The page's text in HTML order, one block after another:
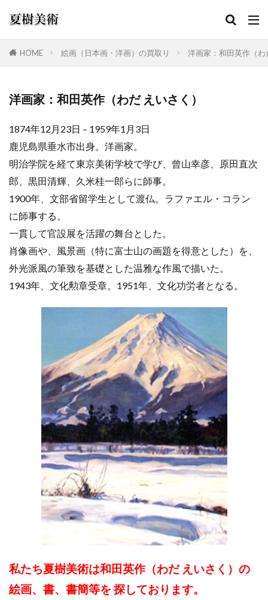
HOME 絵画（日本画・洋画）の買取り 洋画家：和田英作（わ
洋画家：和田英作（わだ えいさく）
1874年12月23日 – 1959年1月3日
鹿児島県垂水市出身。洋画家。
明治学院を経て東京美術学校で学び、曾山幸彦、原田直次
郎、黒田清輝、久米桂一郎らに師事。
1900年、文部省留学生として渡仏。ラファエル・コラン
に師事する。
一貫して官設展を活躍の舞台とした。
肖像画や、風景画（特に富士山の画題を得意とした）を、
外光派風の筆致を基礎とした温雅な作風で描いた。
1943年、文化勲章受章。1951年、文化功労者となる。
私たち夏樹美術は和田英作（わだ えいさく）の
絵画、書、書簡等を 探しております。
カテゴリー
検索